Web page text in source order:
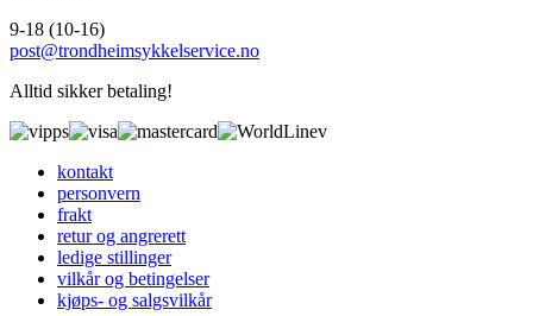
9-18 (10-16)
post@trondheimsykkelservice.no
Alltid sikker betaling!
kontakt
personvern
frakt
retur og angrerett
ledige stillinger
vilkår og betingelser
kjøps- og salgsvilkår